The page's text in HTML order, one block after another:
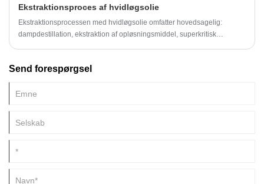
producenter> 78% procesatomøkonomi, mens de møder ISO 16128
bæredygtighed benchmarks. Kontinuerligt samarbejde med
smagshuse sikrer, at tekniske løsninger er i overensstemmelse med
Ekstraktionsproces af hvidløgsolie
Ekstraktionsprocessen med hvidløgsolie omfatter hovedsagelig:
dampdestillation, ekstraktion af opløsningsmiddel, superkritisk
Send forespørgsel